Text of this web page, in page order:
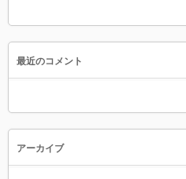
最近のコメント
アーカイブ